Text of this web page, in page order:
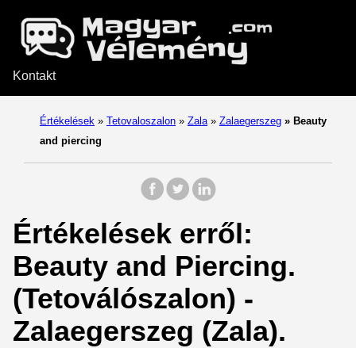
Kontakt
Értékelések » Tetovaloszalon » Zala » Zalaegerszeg » Beauty
and piercing
Értékelések erről:
Beauty and Piercing.
(Tetoválószalon) -
Zalaegerszeg (Zala).